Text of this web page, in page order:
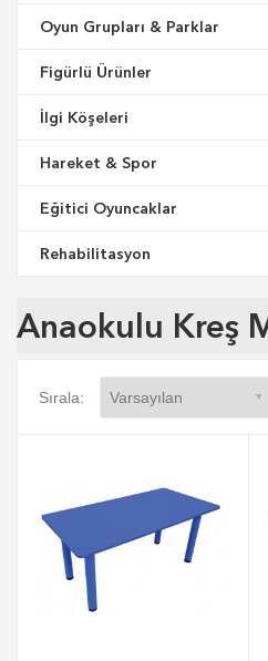
Oyun Grupları & Parklar
Figürlü Ürünler
İlgi Köşeleri
Hareket & Spor
Eğitici Oyuncaklar
Rehabilitasyon
Anaokulu Kreş
Sırala: